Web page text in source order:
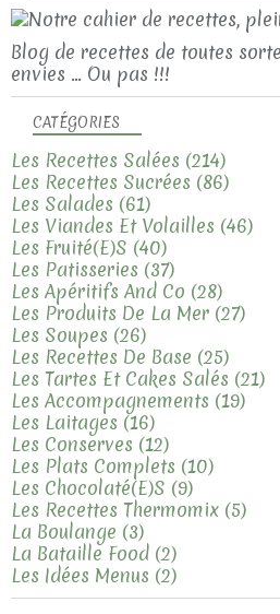
Blog de recettes de toutes
envies ... Ou pas !!!
CATÉGORIES
Les Recettes Salées (214)
Les Recettes Sucrées (86)
Les Salades (61)
Les Viandes Et Volailles (46)
Les Fruité(e)s (40)
Les Patisseries (37)
Les Apéritifs And Co (28)
Les Produits De La Mer (27)
Les Soupes (26)
Les Recettes De Base (25)
Les Tartes Et Cakes Salés (21)
Les Accompagnements (19)
Les Laitages (16)
Les Conserves (12)
Les Plats Complets (10)
Les Chocolaté(e)s (9)
Les Recettes Thermomix (5)
La Boulange (3)
La Bataille Food (2)
Les Idées Menus (2)